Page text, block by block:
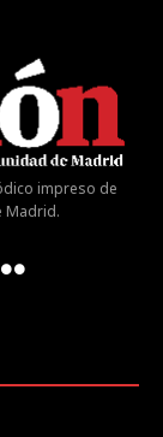
impreso de
Madrid.